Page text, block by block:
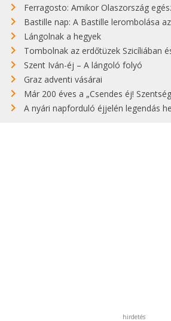
Ferragosto: Amikor Olaszország
Bastille nap: A Bastille lerombolása az
Lángolnak a hegyek
Tombolnak az erdőtüzek Szicíliában
Szent Iván-éj – A lángoló folyó
Graz adventi vásárai
Már 200 éves a „Csendes éj!
A nyári napforduló éjjelén legendás hegyi tüzek
hirdetés